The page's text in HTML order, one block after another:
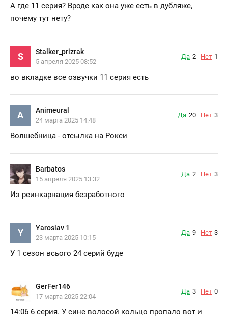
А где 11 серия? Вроде как она уже есть в дубляже,
почему тут нету?
S Stalker_prizrak
5 апреля 2025 08:52
Да 2 Нет 1
во вкладке все озвучки 11 серия есть
A Animeural
24 марта 2025 14:48
Да 20 Нет 3
Волшебница - отсылка на Рокси
Barbatos
15 апреля 2025 13:32
Да 2 Нет 3
Из реинкарнация безработного
Y Yaroslav 1
23 марта 2025 10:15
Да 9 Нет 3
У 1 сезон всього 24 серий буде
GerFer146
17 марта 2025 22:04
Да 3 Нет 0
14:06 6 серия. У сине волосой кольцо пропало вот и